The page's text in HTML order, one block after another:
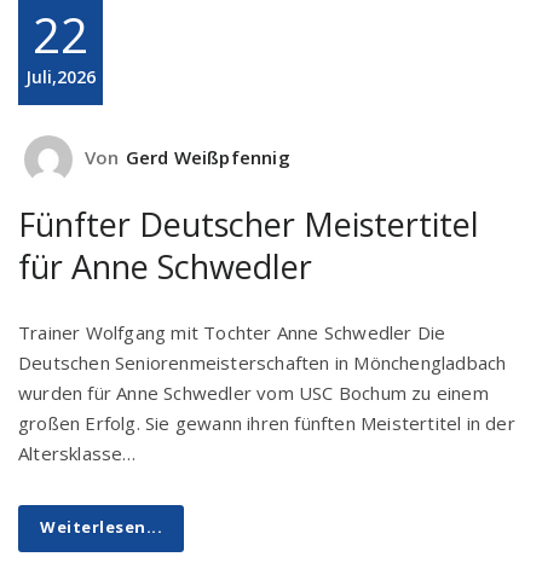
22
Juli,2026
Von Gerd Weißpfennig
Fünfter Deutscher Meistertitel
für Anne Schwedler
Trainer Wolfgang mit Tochter Anne Schwedler Die
Deutschen Seniorenmeisterschaften in Mönchengladbach
wurden für Anne Schwedler vom USC Bochum zu einem
großen Erfolg. Sie gewann ihren fünften Meistertitel in der
Altersklasse…
Weiterlesen...